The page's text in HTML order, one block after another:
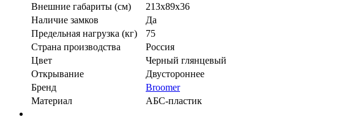
Внешние габариты (см)
213х89х36
Наличие замков
Да
Предельная нагрузка (кг)
75
Страна производства
Россия
Цвет
Черный глянцевый
Открывание
Двустороннее
Бренд
Broomer
Материал
АБС-пластик